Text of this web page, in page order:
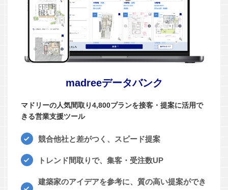
madreeデータバンク
マドリーの人気間取り4,800プランを接客・提案に活用で
きる営業支援ツール
競合他社と差がつく、スピード提案
トレンド間取りで、集客・受注数UP
建築家のアイデアを参考に、質の高い提案ができ